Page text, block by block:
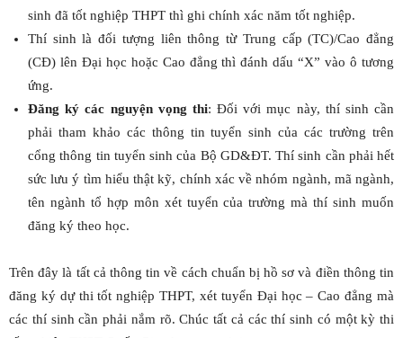
sinh đã tốt nghiệp THPT thì ghi chính xác năm tốt nghiệp.
Thí sinh là đối tượng liên thông từ Trung cấp (TC)/Cao đẳng
(CĐ) lên Đại học hoặc Cao đẳng thì đánh dấu “X” vào ô tương
ứng.
Đăng ký các nguyện vọng thi: Đối với mục này, thí sinh cần
phải tham khảo các thông tin tuyển sinh của các trường trên
cổng thông tin tuyển sinh của Bộ GD&ĐT. Thí sinh cần phải hết
sức lưu ý tìm hiểu thật kỹ, chính xác về nhóm ngành, mã ngành,
tên ngành tổ hợp môn xét tuyển của trường mà thí sinh muốn
đăng ký theo học.
Trên đây là tất cả thông tin về cách chuẩn bị hồ sơ và điền thông tin
đăng ký dự thi tốt nghiệp THPT, xét tuyển Đại học – Cao đẳng mà
các thí sinh cần phải nắm rõ. Chúc tất cả các thí sinh có một kỳ thi